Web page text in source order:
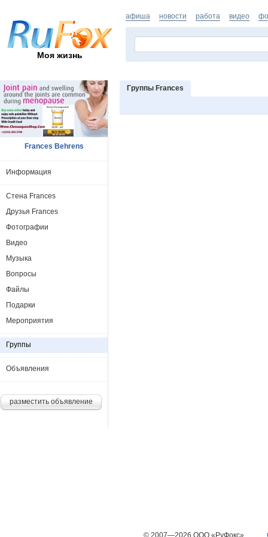
Моя жизнь
афиша новости работа видео
Группы Frances
Frances Behrens
Информация
Стена Frances
Друзья Frances
Фотографии
Видео
Музыка
Вопросы
Файлы
Подарки
Мероприятия
Группы
Объявления
разместить объявление
© 2007—2026 ООО «РуФокс»